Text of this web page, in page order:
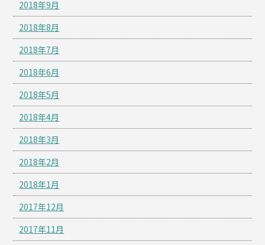
2018年9月
2018年8月
2018年7月
2018年6月
2018年5月
2018年4月
2018年3月
2018年2月
2018年1月
2017年12月
2017年11月